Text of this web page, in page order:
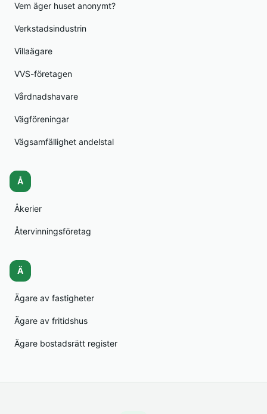
Vem äger huset anonymt?
Verkstadsindustrin
Villaägare
VVS-företagen
Vårdnadshavare
Vägföreningar
Vägsamfällighet andelstal
Å
Åkerier
Återvinningsföretag
Ä
Ägare av fastigheter
Ägare av fritidshus
Ägare bostadsrätt register